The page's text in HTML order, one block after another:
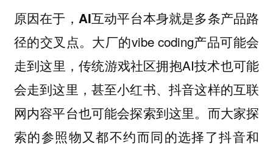
原因在于， AI互动平台本身就是多条产品路
径的交叉点。大厂的vibe coding产品可能会
走到这里，传统游戏社区拥抱AI技术也可能
会走到这里，甚至小红书、抖音这样的互联
网内容平台也可能会探索到这里。而大家探
索的参照物又都不约而同的选择了抖音和